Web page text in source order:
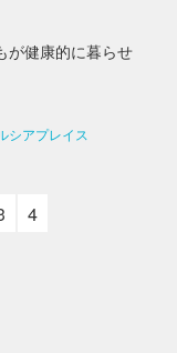
が健康的に暮らせ
シアプレイス
4